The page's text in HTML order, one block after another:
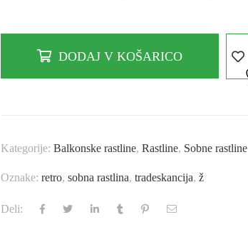
DODAJ V KOŠARICO
Kategorije:Balkonske rastline,Rastline, Sobne rastline
Oznake:retro,sobna rastlina,tradeskancija,ž
Deli: